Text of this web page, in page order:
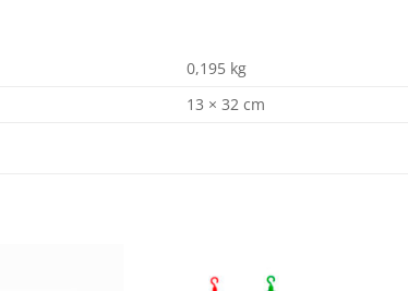
0,195 kg
13 × 32 cm